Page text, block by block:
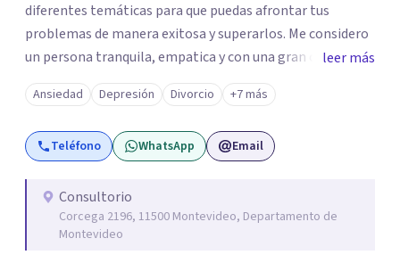
diferentes temáticas para que puedas afrontar tus
problemas de manera exitosa y superarlos. Me considero
un persona tranquila, empatica y con una gran capacidad
analítica. Disfruto ayudando a las personas brindándoles
un espacio único donde ser escuchadas sin prejuicios. Me
formé en la Universidad Católica del Uruguay y me
especialicé en el Instituto Sistémico de Buenos Aires,
formación continua por lo que estoy siempre buscando
formas de profundizar mis conocimientos.
leer más
Ansiedad Depresión Divorcio +7 más
Teléfono WhatsApp Email
Consultorio
Corcega 2196, 11500 Montevideo, Departamento de
Montevideo